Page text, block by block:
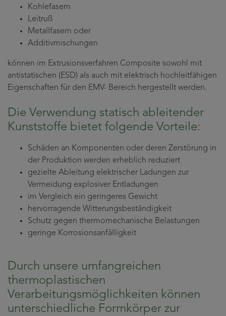
Kohlefasern
Leitruß
Metallfasern oder
Additivmischungen
können im Extrusionsverfahren Composite sowohl mit
antistatischen (ESD) als auch mit elektrisch hochleitfähigen
Eigenschaften für den EMV- Bereich hergestellt werden.
Die Verwendung statisch ableitender
Kunststoffe bietet folgende Vorteile:
Schäden an Komponenten oder deren Zerstörung in
der Produktion werden erheblich reduziert
gezielte Ableitung elektrischer Ladungen zur
Vermeidung explosiver Entladungen
im Vergleich ein geringeres Gewicht
hervorragende Witterungsbeständigkeit
Schutz gegen thermomechanische Belastungen
geringe Korrosionsanfälligkeit
Durch unsere umfangreichen
thermoplastischen
Verarbeitungsmöglichkeiten können
unterschiedliche Formkörper zur